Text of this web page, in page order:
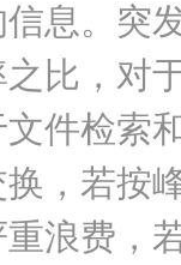
息。突
比，对
件检索
，若按
浪费，